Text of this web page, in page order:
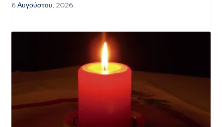
6 Αυγούστου, 2026